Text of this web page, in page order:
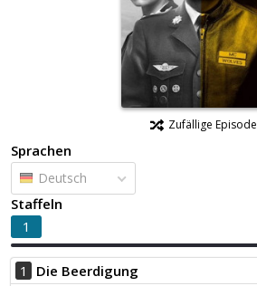
Zufällige Episode
Sprachen
Deutsch
Staffeln
1
1
Die Beerdigung